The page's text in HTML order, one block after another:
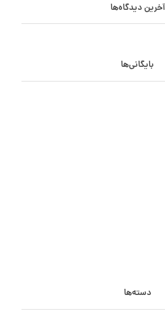
آخرین دیدگاه‌ها
بایگانی‌ها
دسته‌ها